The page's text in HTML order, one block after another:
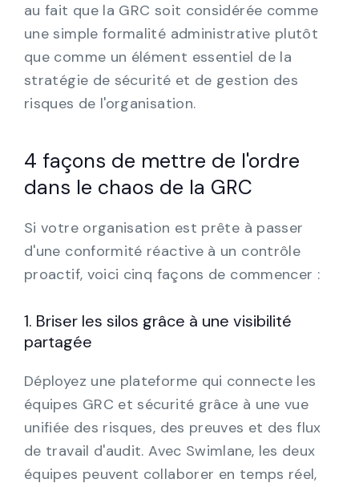
au fait que la GRC soit considérée comme
une simple formalité administrative plutôt
que comme un élément essentiel de la
stratégie de sécurité et de gestion des
risques de l'organisation.
4 façons de mettre de l'ordre
dans le chaos de la GRC
Si votre organisation est prête à passer
d'une conformité réactive à un contrôle
proactif, voici cinq façons de commencer :
1. Briser les silos grâce à une visibilité
partagée
Déployez une plateforme qui connecte les
équipes GRC et sécurité grâce à une vue
unifiée des risques, des preuves et des flux
de travail d'audit. Avec Swimlane, les deux
équipes peuvent collaborer en temps réel,